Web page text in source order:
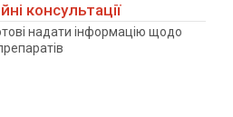
консультації
надати інформацію щодо